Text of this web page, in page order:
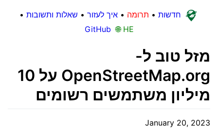
חדשות • תרומה •איך לעזור • שאלות ותשובות •
GitHub 🌐 HE
מזל טוב ל-
OpenStreetMap.org על 10
מיליון משתמשים רשומים
January 20, 2023